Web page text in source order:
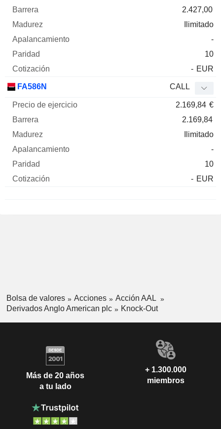
2.427,00
Ilimitado
-
10
- EUR
FA586N CALL
2.169,84 €
2.169,84
Ilimitado
-
10
- EUR
Bolsa de valores Acciones
Acción AAL
Derivados Anglo American plc
Knock-Out
Más de 20 años
a tu lado
+ 1.300.000
miembros